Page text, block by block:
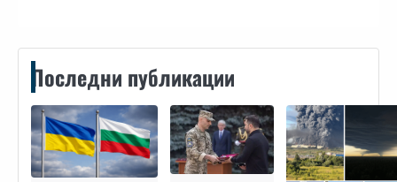
Последни публикации